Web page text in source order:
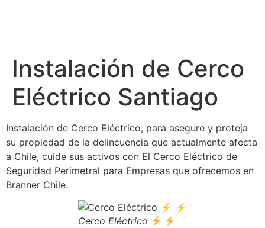
Instalación de Cerco
Eléctrico Santiago
Instalación de Cerco Eléctrico, para asegure y proteja
su propiedad de la delincuencia que actualmente afecta
a Chile, cuide sus activos con El Cerco Eléctrico de
Seguridad Perimetral para Empresas que ofrecemos en
Branner Chile.
Cerco Eléctrico